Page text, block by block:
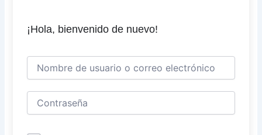
¡Hola, bienvenido de nuevo!